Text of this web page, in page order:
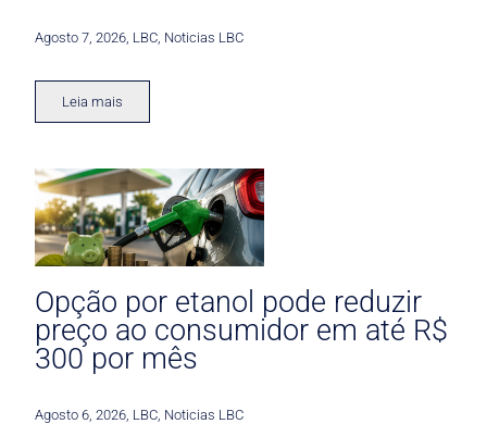
Agosto 7, 2026 LBC Noticias LBC
Leia mais
Opção por etanol pode reduzir
preço ao consumidor em até R$
300 por mês
Agosto 6, 2026 LBC Noticias LBC